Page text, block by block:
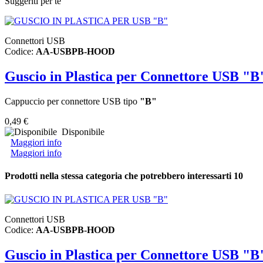
Connettori USB
Codice: AA-USBPB-HOOD
Guscio in Plastica per Connettore USB
Cappuccio per connettore USB tipo "B"
0,49 €
Disponibile
Maggiori info
Maggiori info
Prodotti nella stessa categoria che potrebbero interessarti 10
Connettori USB
Codice: AA-USBPB-HOOD
Guscio in Plastica per Connettore USB